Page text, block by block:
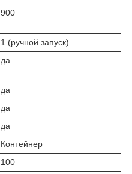
900
1 (ручной запуск)
да
да
да
да
Контейнер
100